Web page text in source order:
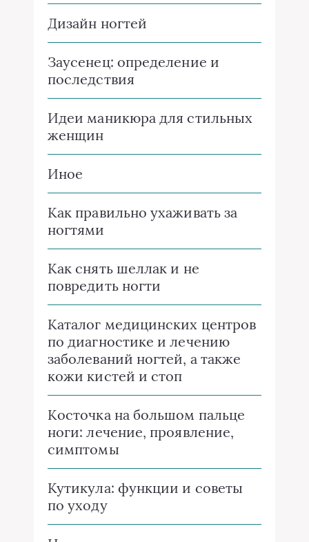
Дизайн ногтей
Заусенец: определение и
последствия
Идеи маникюра для стильных
женщин
Иное
Как правильно ухаживать за
ногтями
Как снять шеллак и не
повредить ногти
Каталог медицинских центров
по диагностике и лечению
заболеваний ногтей, а также
кожи кистей и стоп
Косточка на большом пальце
ноги: лечение, проявление,
симптомы
Кутикула: функции и советы
по уходу